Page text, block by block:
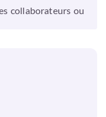
collaborateurs ou